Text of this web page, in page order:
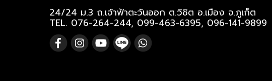
24/24 ม.3 ถ.เจ้าฟ้าตะวันออก ต.วิชิต อ.เมือง จ.ภูเก็ต
TEL. 076-264-244, 099-463-6395, 096-141-9899